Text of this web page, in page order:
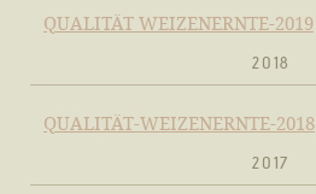
QUALITÄT WEIZENERNTE-2019
2018
QUALITÄT-WEIZENERNTE-2018
2017